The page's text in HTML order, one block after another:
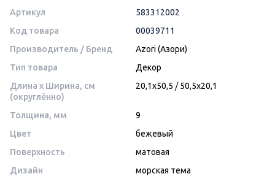
Артикул
583312002
Код товара
00039711
Производитель / Бренд
Azori (Азори)
Тип товара
Декор
Длина x Ширина, см
(округлённо)
20,1x50,5 /50,5x20,1
Толщина, мм
9
Цвет
бежевый
Поверхность
матовая
Дизайн
морская тема